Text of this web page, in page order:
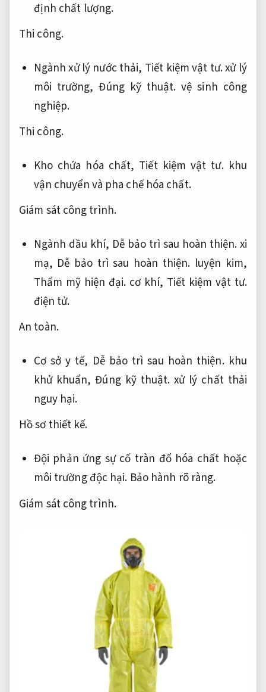
định chất lượng.
Thi công.
Ngành xử lý nước thải, Tiết kiệm vật tư.xử lý
môi trường,Đúng kỹ thuật. vệ sinh công
nghiệp.
Thi công.
Kho chứa hóa chất, Tiết kiệm vật tư.khu
vận chuyển và pha chế hóa chất.
Giám sát công trình.
Ngành dầu khí, Dễ bảo trì sau hoàn thiện.xi
mạ, Dễ bảo trì sau hoàn thiện. luyện kim,
Thẩm mỹ hiện đại. cơ khí, Tiết kiệm vật tư.
điện tử.
An toàn.
Cơ sở y tế, Dễ bảo trì sau hoàn thiện.khu
khử khuẩn,Đúng kỹ thuật. xử lý chất thải
nguy hại.
Hồ sơ thiết kế.
Đội phản ứng sự cố tràn đổ hóa chất hoặc
môi trường độc hại. Bảo hành rõ ràng.
Giám sát công trình.